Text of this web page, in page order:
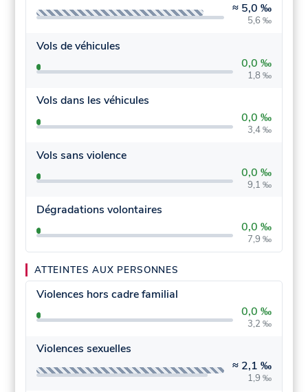
≈ 5,0 ‰
5,6 ‰
Vols de véhicules
0,0 ‰
1,8 ‰
Vols dans les véhicules
0,0 ‰
3,4 ‰
Vols sans violence
0,0 ‰
9,1 ‰
Dégradations volontaires
0,0 ‰
7,9 ‰
ATTEINTES AUX PERSONNES
Violences hors cadre familial
0,0 ‰
3,2 ‰
Violences sexuelles
≈ 2,1 ‰
1,9 ‰